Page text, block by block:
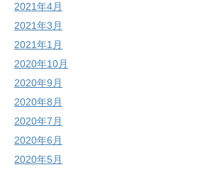
2021年4月
2021年3月
2021年1月
2020年10月
2020年9月
2020年8月
2020年7月
2020年6月
2020年5月